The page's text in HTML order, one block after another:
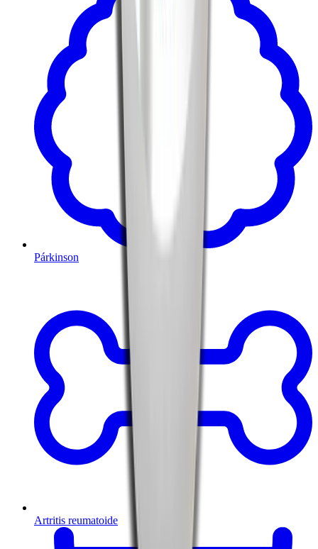
Párkinson
Artritis reumatoide